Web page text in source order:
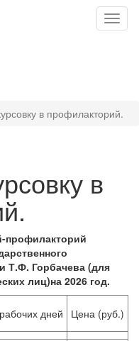
в профилакторий.
в
профилакторий
Т.Ф. Горбачева (для
лиц)на 2026 год.
дней Цена (руб.)